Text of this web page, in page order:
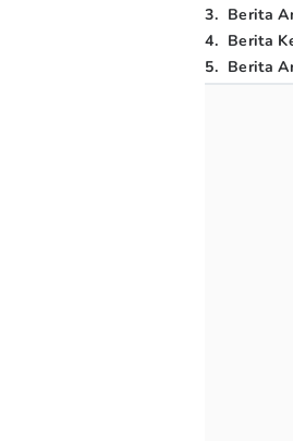
3. Berita
4. Berita
5. Berita